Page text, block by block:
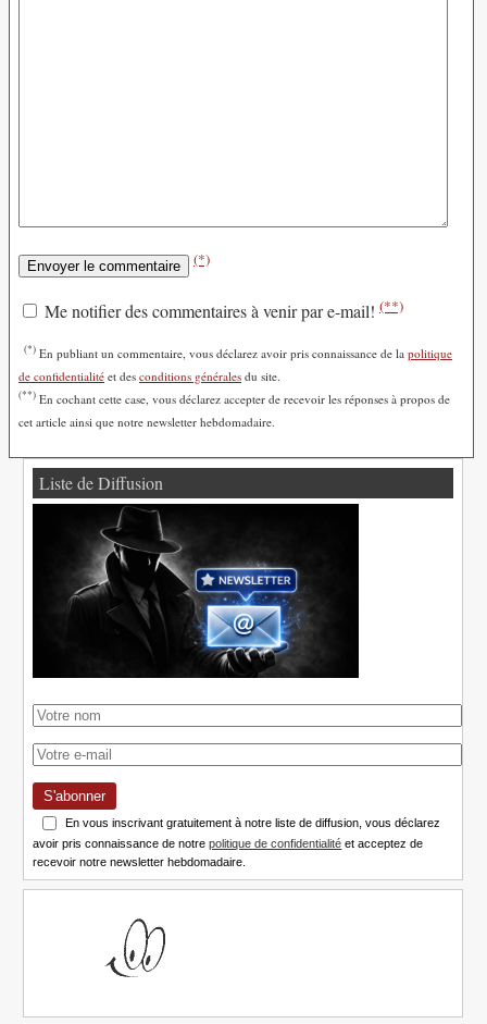
(*)
Me notifier des commentaires à venir par e-mail! (**)
(*) En publiant un commentaire, vous déclarez avoir pris connaissance de la politique
de confidentialité et des conditions générales du site.
(**) En cochant cette case, vous déclarez accepter de recevoir les réponses à propos de
cet article ainsi que notre newsletter hebdomadaire.
Liste de Diffusion
S'abonner
En vous inscrivant gratuitement à notre liste de diffusion, vous déclarez
avoir pris connaissance de notrepolitique de confidentialité et acceptez de
recevoir notre newsletter hebdomadaire.